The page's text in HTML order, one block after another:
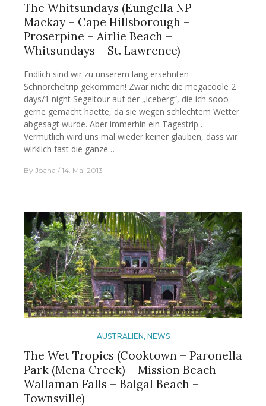
The Whitsundays (Eungella NP –
Mackay – Cape Hillsborough –
Proserpine – Airlie Beach –
Whitsundays – St. Lawrence)
Endlich sind wir zu unserem lang ersehnten
Schnorcheltrip gekommen! Zwar nicht die megacoole 2
days/1 night Segeltour auf der „Iceberg“, die ich sooo
gerne gemacht haette, da sie wegen schlechtem Wetter
abgesagt wurde. Aber immerhin ein Tagestrip…
Vermutlich wird uns mal wieder keiner glauben, dass wir
wirklich fast die ganze…
By Joana 14. Mai 2013
AUSTRALIEN, NEWS
The Wet Tropics (Cooktown – Paronella
Park (Mena Creek) – Mission Beach –
Wallaman Falls – Balgal Beach –
Townsville)